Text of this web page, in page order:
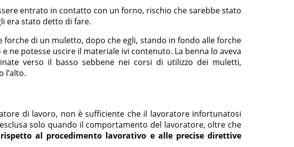
entrato in contatto con un forno, rischio che sarebbe stato
era stato detto di fare.
di un muletto, dopo che egli, stando in fondo alle forche
ne potesse uscire il materiale ivi contenuto. La benna lo aveva
verso il basso sebbene nei corsi di utilizzo dei muletti,
l’alto.
di lavoro, non è sufficiente che il lavoratore infortunatosi
solo quando il comportamento del lavoratore, oltre che
al procedimento lavorativo e alle precise direttive